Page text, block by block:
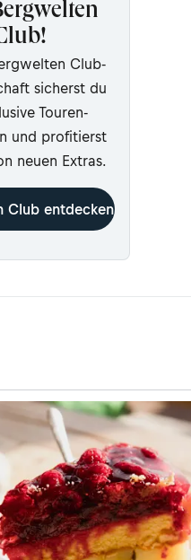
Club-
sicherst du
Touren-
und profitierst
neuen Extras.
Club entdecken